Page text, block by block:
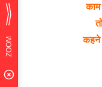
काम
कहने